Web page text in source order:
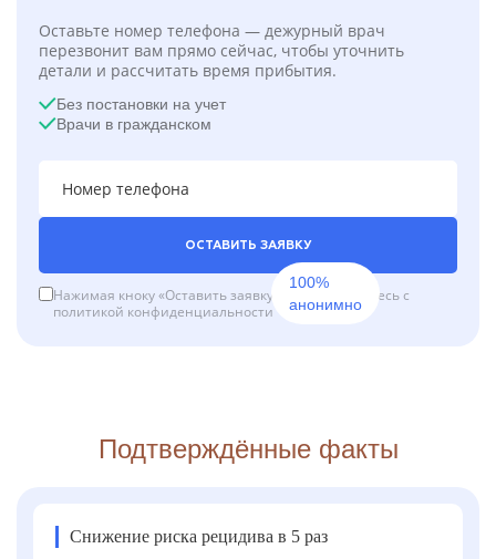
Оставьте номер телефона — дежурный врач
перезвонит вам прямо сейчас, чтобы уточнить
детали и рассчитать время прибытия.
Без постановки на учет
Врачи в гражданском
ОСТАВИТЬ ЗАЯВКУ
Нажимая кноку «Оставить заявку», вы соглашаетесь с
политикой конфиденциальности
100%
анонимно
Подтверждённые факты
Снижение риска рецидива в 5 раз